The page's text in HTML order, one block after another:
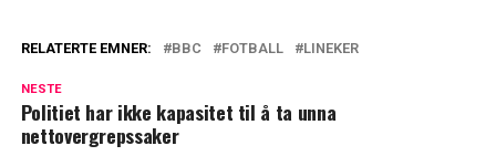
RELATERTE EMNER: BBC FOTBALL LINEKER
NESTE
Politiet har ikke kapasitet til å ta unna
nettovergrepssaker